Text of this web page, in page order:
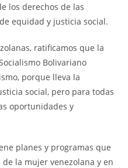
los derechos de las
equidad y justicia social.
ratificamos que la
Bolivariano
porque lleva la
social, pero para todas
oportunidades y
planes y programas que
la mujer venezolana y en